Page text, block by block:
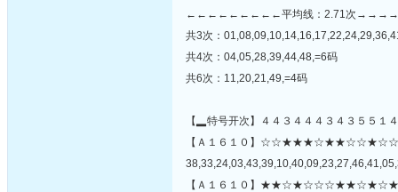
←←←←←←←←←平均线：2.71次
共3次：
共4次：04,05,28,39,44,48,=6码
共6次：11,20,21,49,=4码
【▂特号开次】４４３４４４３４３５５１
【Ａ１６１０】
【Ａ１６１０】